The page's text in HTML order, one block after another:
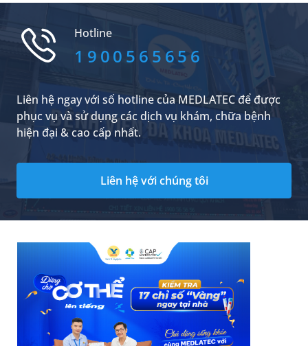
Hotline
1900565656
Liên hệ ngay với số hotline của MEDLATEC để được
phục vụ và sử dụng các dịch vụ khám, chữa bệnh
hiện đại & cao cấp nhất.
Liên hệ với chúng tôi